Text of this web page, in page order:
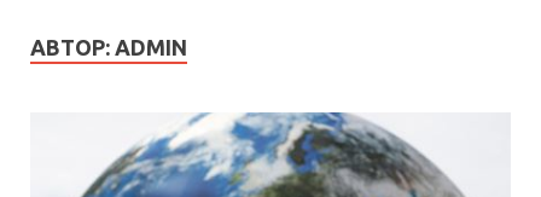
АВТОР: ADMIN